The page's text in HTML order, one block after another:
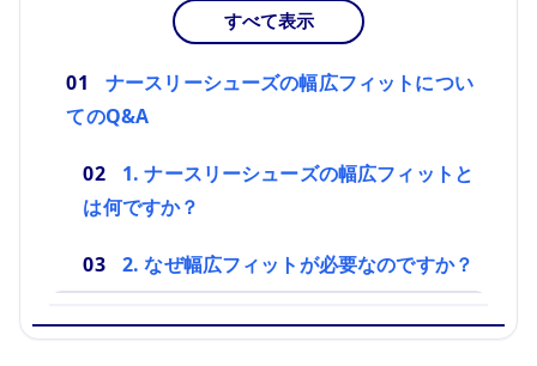
すべて表示
ナースリーシューズの幅広フィットについ
てのQ&A
1. ナースリーシューズの幅広フィットと
は何ですか？
2. なぜ幅広フィットが必要なのですか？